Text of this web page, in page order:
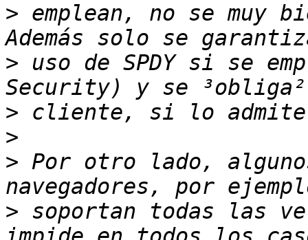
> emplean, no se muy
> uso de SPDY si se
>
>
> Por otro lado,
> soportan todas las